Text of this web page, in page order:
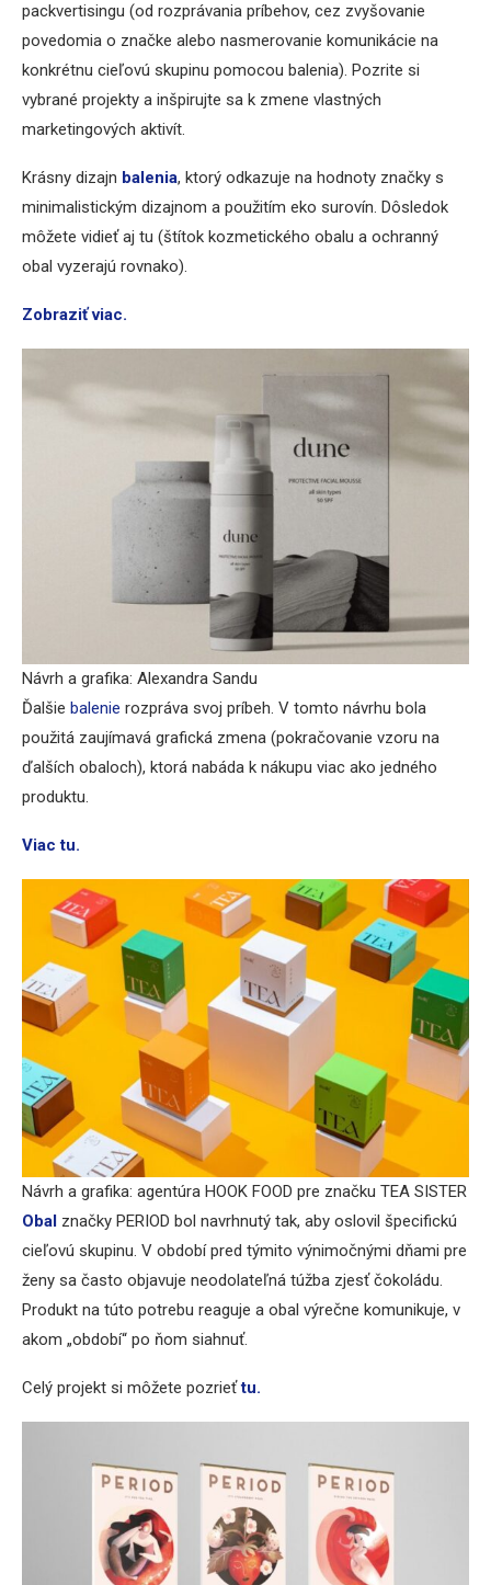
packvertisingu (od rozprávania príbehov, cez zvyšovanie
povedomia o značke alebo nasmerovanie komunikácie na
konkrétnu cieľovú skupinu pomocou balenia). Pozrite si
vybrané projekty a inšpirujte sa k zmene vlastných
marketingových aktivít.
Krásny dizajn balenia, ktorý odkazuje na hodnoty značky s
minimalistickým dizajnom a použitím eko ​​surovín. Dôsledok
môžete vidieť aj tu (štítok kozmetického obalu a ochranný
obal vyzerajú rovnako).
Zobraziť viac.
Návrh a grafika: Alexandra Sandu
Ďalšie balenie rozpráva svoj príbeh. V tomto návrhu bola
použitá zaujímavá grafická zmena ​​(pokračovanie vzoru na
ďalších obaloch), ktorá nabáda k nákupu viac ako jedného
produktu.
Viac tu.
Návrh a grafika: agentúra HOOK FOOD pre značku TEA SISTER
Obal značky PERIOD bol navrhnutý tak, aby oslovil špecifickú
cieľovú skupinu. V období pred týmito výnimočnými dňami pre
ženy sa často objavuje neodolateľná túžba zjesť čokoládu.
Produkt na túto potrebu reaguje a obal výrečne komunikuje, v
akom „období“ po ňom siahnuť.
Celý projekt si môžete pozrieťtu.